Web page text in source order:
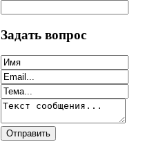
Задать вопрос